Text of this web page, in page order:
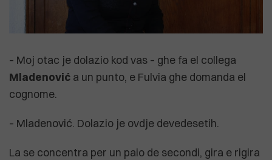
– Moj otac je dolazio kod vas – ghe fa el collega
Mladenović a un punto, e Fulvia ghe domanda el
cognome.
– Mladenović. Dolazio je ovdje devedesetih.
La se concentra per un paio de secondi, gira e rigira